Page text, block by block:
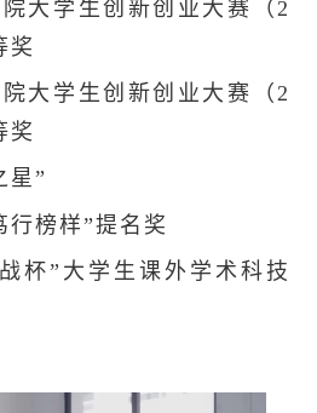
大学生创新创业大赛（2
奖
大学生创新创业大赛（2
奖
星”
行榜样”提名奖
杯”大学生课外学术科技